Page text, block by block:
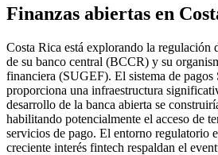
Finanzas abiertas en
Costa Rica está explorando la regulación
de su banco central (BCCR) y su
financiera (SUGEF). El sistema de pagos
proporciona una infraestructura
desarrollo de la banca abierta se
habilitando potencialmente el acceso de
servicios de pago. El entorno regulatorio
creciente interés fintech respaldan el